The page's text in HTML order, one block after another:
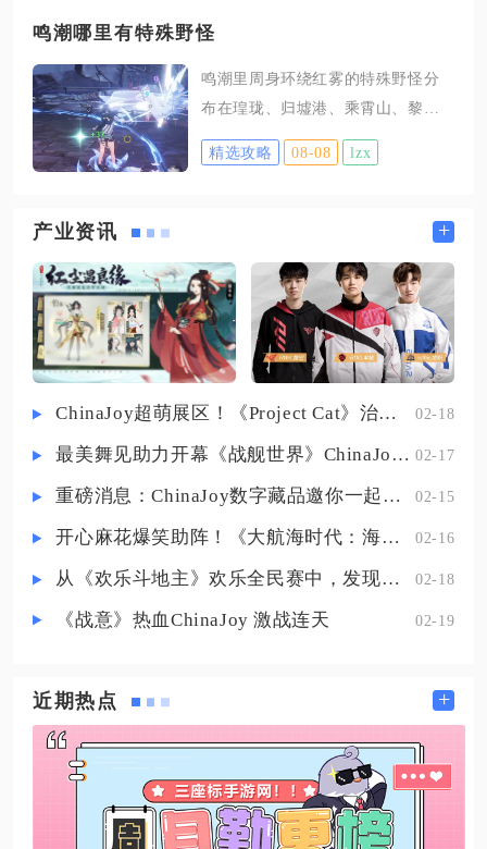
经营、完成各类任务、参与城内随
机奇遇、与土行孙交易、严大人建
筑兑换奖励等渠道持续囤积，优先
碎防线等高难内容的必备操作，缺
关门槛。游戏内所有精英怪、BOSS
血条下方都会显示菱形核心标识，
怪物存在核心时自带固定减伤，完
点，不管物理还是法术体系队伍，
配队都要优先保障破核能力匹配怪
物核心数量。破核最直观的
鸣潮哪里有特殊野怪
鸣潮里周身环绕红雾的特殊野怪分
布在瑝珑、归墟港、乘霄山、黎那
汐塔全区域，每个区域都有固定刷
新点位，分为平原露天、洞穴密
点位依托地图信标就能快速抵达，
标记可大幅提升寻找效率。瑝珑作
为前期开荒核心区域，集中了低、
中等级特殊野怪，中部台地祈池村
东北方向能找到25级车刃镰，传送
至中枢信号塔信标后向北直行废弃
在30级绿熔巨蜥，体型巨大辨识度
极高；潮生崖右侧小型信标沿湖岸
精选攻略 08-08 lzx
产业资讯 +
ChinaJoy超萌展区！《Project Cat》治愈猫咪吸引一众铲屎官 02-18
最美舞见助力开幕《战舰世界》ChinaJoy首日精彩碰撞 02-17
重磅消息：ChinaJoy数字藏品邀你一起评选 02-15
开心麻花爆笑助阵！《大航海时代：海上霸主》亮相China Joy 02-16
从《欢乐斗地主》欢乐全民赛中，发现拓盘全民电竞的新蓝海 02-18
《战意》热血ChinaJoy 激战连天 02-19
近期热点 +